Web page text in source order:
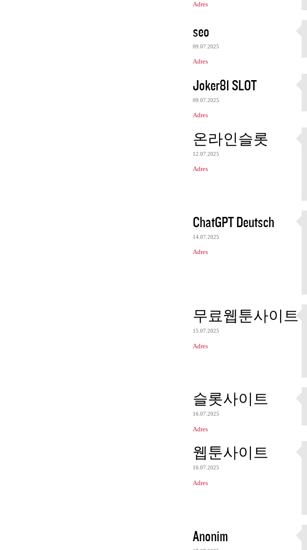
Adres
seo
09.07.2025
Adres
Joker81 SLOT
09.07.2025
Adres
온라인슬롯
12.07.2025
Adres
ChatGPT Deutsch
14.07.2025
Adres
무료웹툰사이트
15.07.2025
Adres
슬롯사이트
16.07.2025
Adres
웹툰사이트
16.07.2025
Adres
Anonim